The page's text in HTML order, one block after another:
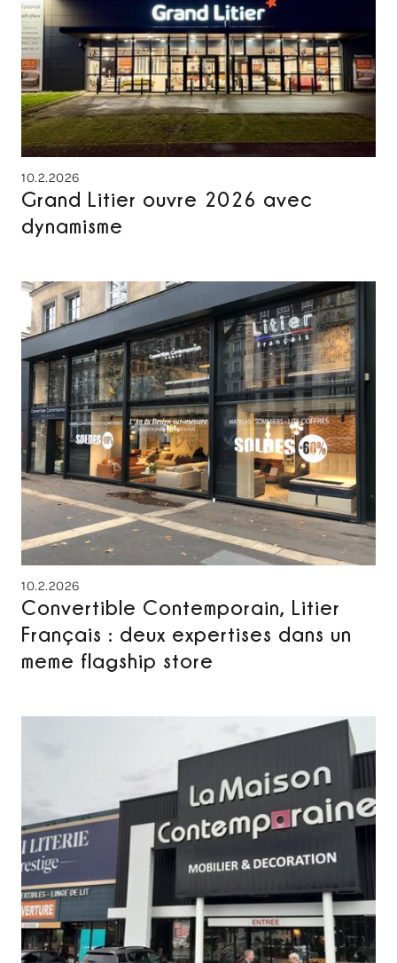
10.2.2026
Grand Litier ouvre 2026 avec
dynamisme
10.2.2026
Convertible Contemporain, Litier
Français : deux expertises dans un
meme flagship store